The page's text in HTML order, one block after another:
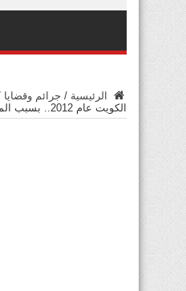
الرئيسية / جرائم وقضايا
الكويت عام 2012.. بسبب المال